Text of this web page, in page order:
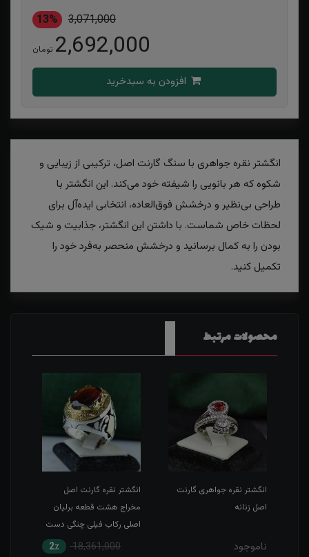
3,071,000
13%
2,692,000 تومان
انگشتر نقره جواهری با سنگ گارنت اصل، ترکیبی از زیبایی و
شکوه که هر بانویی را شیفته خود می‌کند. این انگشتر با
طراحی بی‌نظیر و درخشش فوق‌العاده، انتخابی ایده‌آل برای
لحظات خاص شماست. با داشتن این انگشتر، جذابیت و شیک
بودن را به کمال برسانید و درخشش منحصر به‌فرد خود را
تکمیل کنید.
محصولات مرتبط
انگشتر نقره جواهری گارنت
اصل زنانه
ناموجود
انگشتر نقره گارنت اصل
مخراج هشت قطعه برلیان
اصلی رکاب فیلی چنگی دست
و ماشین آینه کاری شده
18,361,000 2٪